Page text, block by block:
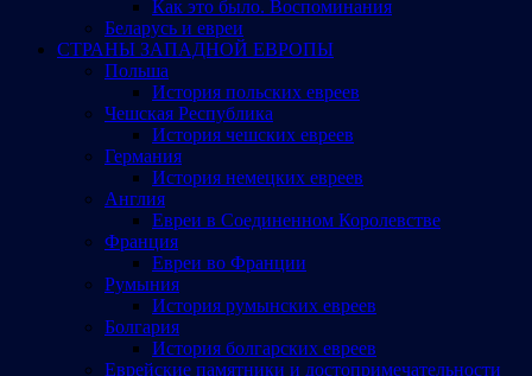
Как это было. Воспоминания
Беларусь и евреи
СТРАНЫ ЗАПАДНОЙ ЕВРОПЫ
Польша
История польских евреев
Чешская Республика
История чешских евреев
Германия
История немецких евреев
Англия
Евреи в Соединенном Королевстве
Франция
Евреи во Франции
Румыния
История румынских евреев
Болгария
История болгарских евреев
Еврейские памятники и достопримечательности